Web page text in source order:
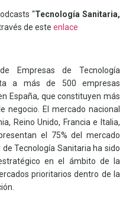
“Tecnología Sanitaria,
de este enlace
Empresas de Tecnología
a más de 500 empresas
España, que constituyen más
negocio. El mercado nacional
Reino Unido, Francia e Italia,
el 75% del mercado
Tecnología Sanitaria ha sido
en el ámbito de la
prioritarios dentro de la